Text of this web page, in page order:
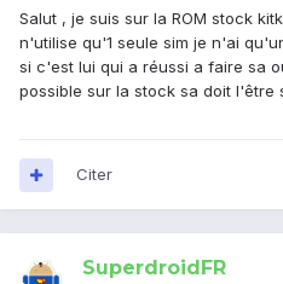
Salut , je suis sur la ROM stock
n'utilise qu'1 seule sim je n'ai
si c'est lui qui a réussi a faire sa
possible sur la stock sa doit l'être
Citer
SuperdroidFR